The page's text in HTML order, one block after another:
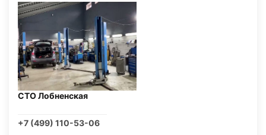
СТО Лобненская
+7 (499) 110-53-06